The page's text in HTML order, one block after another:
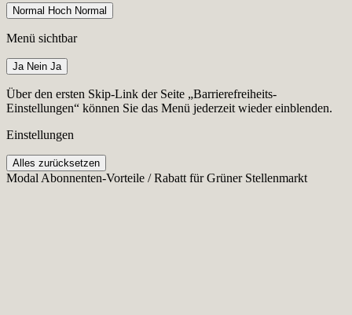
Normal Hoch Normal
Menü sichtbar
Ja Nein Ja
Über den ersten Skip-Link der Seite „Barrierefreiheits-
Einstellungen“ können Sie das Menü jederzeit wieder einblenden.
Einstellungen
Alles zurücksetzen
Modal Abonnenten-Vorteile / Rabatt für Grüner Stellenmarkt